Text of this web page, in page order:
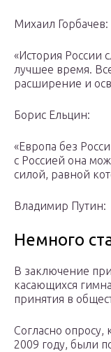
Михаил Горбачев:
«История России
лучшее время.
расширение и
Борис Ельцин:
«Европа без
с Россией она
силой, равной
Владимир Путин:
Немного
В заключение
касающихся
принятия в
Согласно
2009 году, были